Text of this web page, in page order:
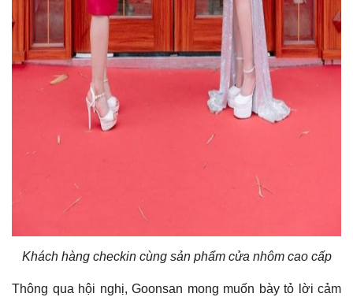
Khách hàng checkin cùng sản phẩm cửa nhôm cao cấp
Thông qua hội nghị, Goonsan mong muốn bày tỏ lời cảm